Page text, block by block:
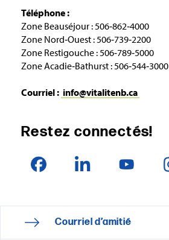
Téléphone :
Zone Beauséjour : 506‑862‑4000
Zone Nord‑Ouest : 506‑739‑2200
Zone Restigouche : 506‑789‑5000
Zone Acadie‑Bathurst : 506‑544‑3000
Courriel : info@vitalitenb.ca
Restez connectés!
Courriel d’amitié